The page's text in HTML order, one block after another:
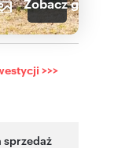
>>>
sprzedaż